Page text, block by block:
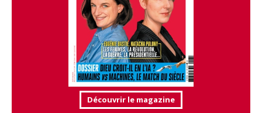
Découvrir le magazine